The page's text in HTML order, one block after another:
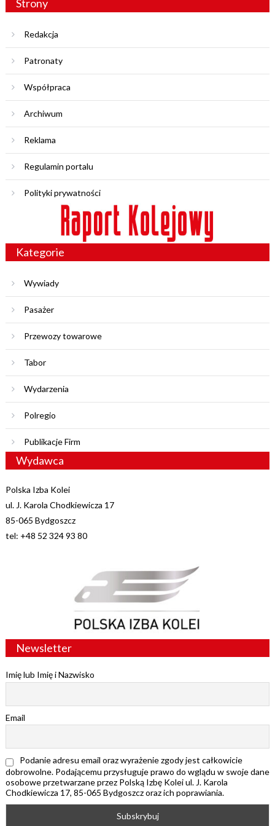
Strony
Redakcja
Patronaty
Współpraca
Archiwum
Reklama
Regulamin portalu
Polityki prywatności
Kategorie
Wywiady
Pasażer
Przewozy towarowe
Tabor
Wydarzenia
Polregio
Publikacje Firm
Wydawca
Polska Izba Kolei
ul. J. Karola Chodkiewicza 17
85-065 Bydgoszcz
tel: +48 52 324 93 80
Newsletter
Imię lub Imię i Nazwisko
Email
Podanie adresu email oraz wyrażenie zgody jest całkowicie
dobrowolne. Podającemu przysługuje prawo do wglądu w swoje dane
osobowe przetwarzane przez Polską Izbę Kolei ul. J. Karola
Chodkiewicza 17, 85-065 Bydgoszcz oraz ich poprawiania.